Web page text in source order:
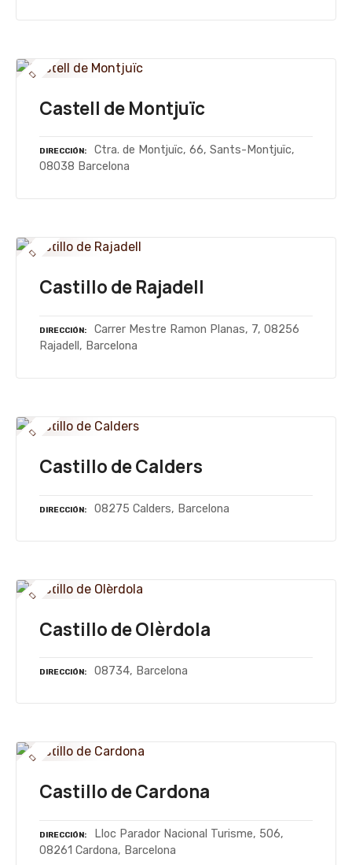
Castell de Montjuïc
DIRECCIÓN
Ctra. de Montjuïc, 66, Sants-Montjuïc,
08038 Barcelona
Castillo de Rajadell
DIRECCIÓN
Carrer Mestre Ramon Planas, 7, 08256
Rajadell, Barcelona
Castillo de Calders
DIRECCIÓN 08275 Calders, Barcelona
Castillo de Olèrdola
DIRECCIÓN 08734, Barcelona
Castillo de Cardona
DIRECCIÓN
Lloc Parador Nacional Turisme, 506,
08261 Cardona, Barcelona